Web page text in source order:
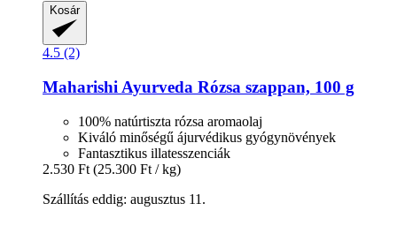
Kosár
4.5 (2)
Maharishi Ayurveda Rózsa szappan, 100 g
100% natúrtiszta rózsa aromaolaj
Kiváló minőségű ájurvédikus gyógynövények
Fantasztikus illatesszenciák
2.530 Ft (25.300 Ft / kg)
Szállítás eddig: augusztus 11.